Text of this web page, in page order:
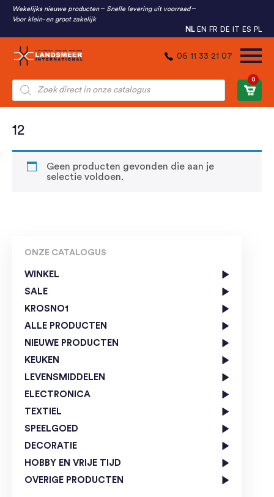
Wekelijks nieuwe producten
Snelle levering uit voorraad
Voor klein- en groot zakelijk
NL EN FR DE IT ES PL
06 11 33 21 07
Producten
zoeken
0
ONZE CATALOGUS
WINKEL
SALE
KROSNO1
ALLE PRODUCTEN
NIEUWE PRODUCTEN
KEUKEN
LEVENSMIDDELEN
ELECTRONICA
TEXTIEL
SPEELGOED
DECORATIE
HOBBY EN VRIJE TIJD
OVERIGE PRODUCTEN
12
Geen producten gevonden die aan je
selectie voldoen.